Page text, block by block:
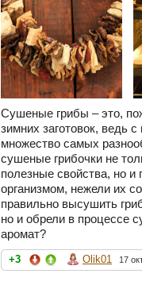
Сушеные грибы – это,
зимних заготовок, ведь
множество самых
сушеные грибочки не
полезные свойства, но
организмом, нежели их
правильно высушить
но и обрели в процессе
аромат?
+3 Olik01 17